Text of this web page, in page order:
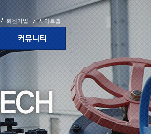
회원가입 사이트맵